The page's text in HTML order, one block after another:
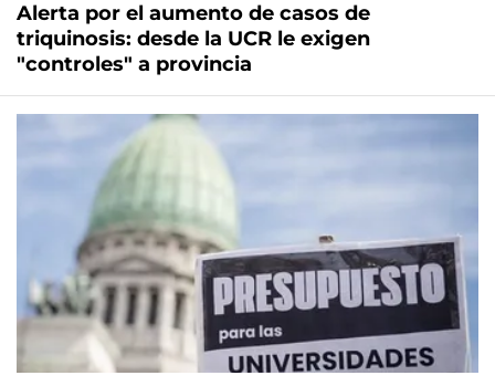
Alerta por el aumento de casos de
triquinosis: desde la UCR le exigen
"controles" a provincia